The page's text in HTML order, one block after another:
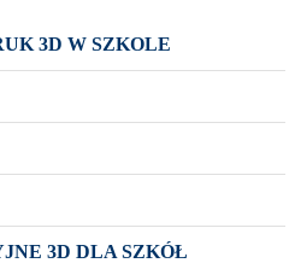
3D W SZKOLE
3D DLA SZKÓŁ